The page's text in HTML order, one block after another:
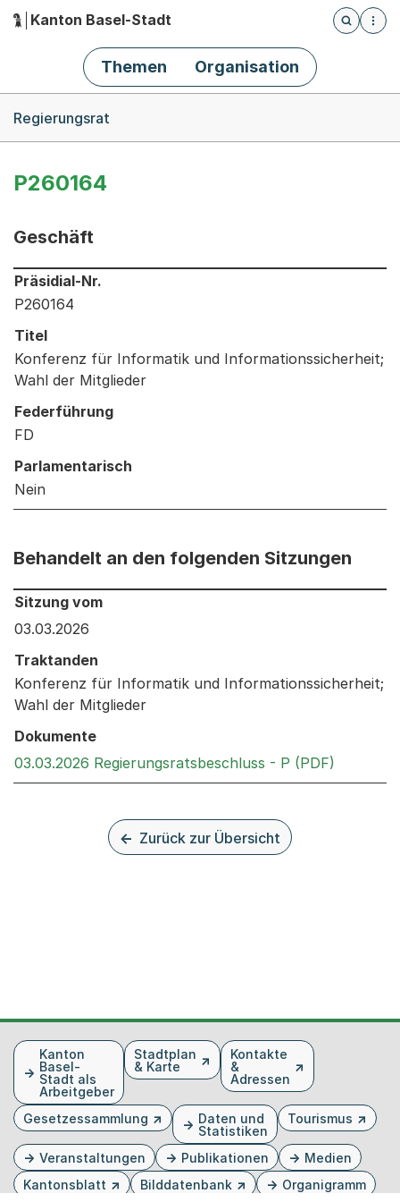
Hauptnavigation
Kanton Basel-Stadt
Öffnet
Themen Organisation
Regierungsrat
P260164
Geschäft
Informationen zum Ausgewählten Geschäft
Präsidial-Nr.
P260164
Titel
Konferenz für Informatik und Informationssicherheit;
Wahl der Mitglieder
Federführung
FD
Parlamentarisch
Nein
Behandelt an den folgenden Sitzungen
Behandelt an den folgenden Sitzungen: Informationen
Sitzung vom
03.03.2026
Traktanden
Konferenz für Informatik und Informationssicherheit;
Wahl der Mitglieder
Dokumente
03.03.2026 Regierungsratsbeschluss - P (PDF)
Zurück zur Übersicht
FusszeileKanton
Basel-
Stadt als
Arbeitgeber
Stadtplan
& Karte
Kontakte
&
Adressen
Gesetzessammlung
Daten und
Statistiken
Tourismus
Veranstaltungen Publikationen
Medien
Kantonsblatt
Bilddatenbank Organigramm